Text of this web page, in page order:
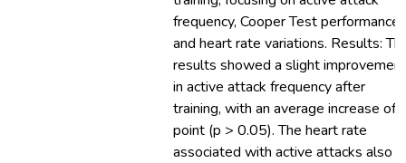
frequency, Cooper Test performance,
and heart rate variations. Results:
results showed a slight improvement
in active attack frequency after
training, with an average increase of
point (p > 0.05). The heart rate
associated with active attacks also